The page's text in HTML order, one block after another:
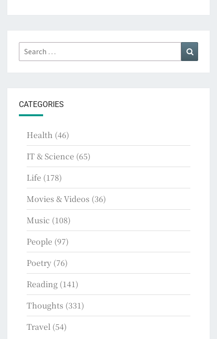
Search
for:
CATEGORIES
Health (46)
IT & Science (65)
Life (178)
Movies & Videos (36)
Music (108)
People (97)
Poetry (76)
Reading (141)
Thoughts (331)
Travel (54)